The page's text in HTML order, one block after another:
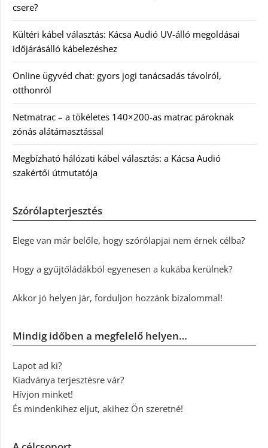
csere?
Kültéri kábel választás: Kácsa Audió UV-álló megoldásai
időjárásálló kábelezéshez
Online ügyvéd chat: gyors jogi tanácsadás távolról,
otthonról
Netmatrac – a tökéletes 140×200-as matrac pároknak
zónás alátámasztással
Megbízható hálózati kábel választás: a Kácsa Audió
szakértői útmutatója
Szórólapterjesztés
Elege van már belőle, hogy szórólapjai nem érnek célba?
Hogy a gyűjtőládákból egyenesen a kukába kerülnek?
Akkor jó helyen jár, forduljon hozzánk bizalommal!
Mindig időben a megfelelő helyen…
Lapot ad ki?
Kiadványa terjesztésre vár?
Hívjon minket!
És mindenkihez eljut, akihez Ön szeretné!